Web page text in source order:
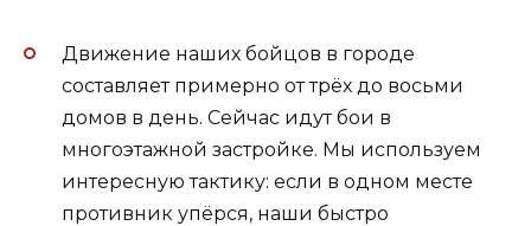
Движение наших бойцов в городе
составляет примерно от трёх до восьми
домов в день. Сейчас идут бои в
многоэтажной застройке. Мы используем
интересную тактику: если в одном месте
противник упёрся, наши быстро